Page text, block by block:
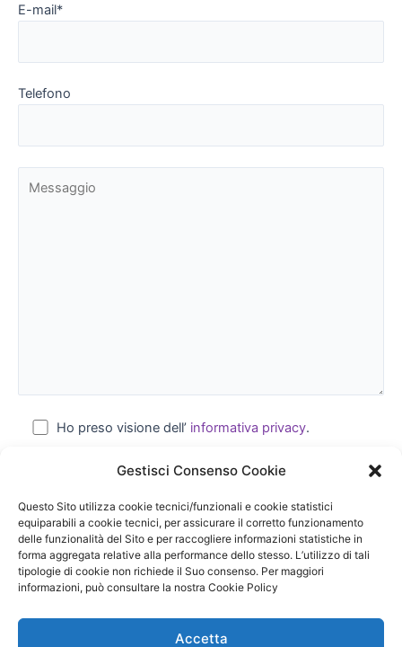
Gestisci Consenso Cookie
Questo Sito utilizza cookie tecnici/funzionali e cookie statistici
equiparabili a cookie tecnici, per assicurare il corretto funzionamento
delle funzionalità del Sito e per raccogliere informazioni statistiche in
forma aggregata relative alla performance dello stesso. L’utilizzo di tali
tipologie di cookie non richiede il Suo consenso. Per maggiori
informazioni, può consultare la nostra Cookie Policy
Accetta
E-mail*
Telefono
Ho preso visione dell’ informativa privacy.
Copyright © 2026 Friulchem spa | Powered by
Via San Marco 23, 33099, Vivaro (PN)